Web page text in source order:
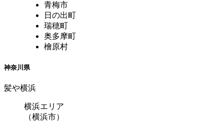
青梅市
日の出町
瑞穂町
奥多摩町
檜原村
神奈川県
髪や横浜
横浜エリア
（横浜市）